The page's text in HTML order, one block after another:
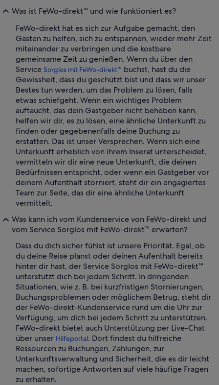
Was ist FeWo-direkt™ und wie funktioniert es?
FeWo-direkt hat es sich zur Aufgabe gemacht, den
Gästen zu helfen, sich zu entspannen, wieder mehr Zeit
miteinander zu verbringen und die kostbare
gemeinsame Zeit zu genießen. Wenn du über den
Service Sorglos mit FeWo-direkt™ buchst, hast du die
Gewissheit, dass du geschützt bist und dass wir unser
Bestes tun werden, um das Problem zu lösen, falls
etwas schiefgeht. Wenn ein wichtiges Problem
auftaucht, das dein Gastgeber nicht beheben kann,
helfen wir dir, es zu lösen, eine ähnliche Unterkunft zu
finden oder gegebenenfalls deine Buchung zu
erstatten. Das ist unser Versprechen. Wenn sich eine
Unterkunft erheblich von ihrem Inserat unterscheidet,
vermitteln wir dir eine neue Unterkunft, die deinen
Bedürfnissen entspricht, oder wenn ein Gastgeber vor
deinem Aufenthalt storniert, steht dir ein engagiertes
Team zur Seite, das dir eine ähnliche Unterkunft
vermittelt.
Was kann ich vom Kundenservice von FeWo-direkt und
vom Service Sorglos mit FeWo-direkt™ erwarten?
Dass du dich sicher fühlst ist unsere Priorität. Egal, ob
du deine Reise planst oder deinen Aufenthalt bereits
hinter dir hast, der Service Sorglos mit FeWo-direkt™
unterstützt dich bei jedem Schritt. In dringenden
Situationen, wie z. B. bei kurzfristigen Stornierungen,
Buchungsproblemen oder möglichem Betrug, steht dir
der FeWo-direkt-Kundenservice rund um die Uhr zur
Verfügung, um dich bei jedem Schritt zu unterstützen.
FeWo-direkt bietet auch Unterstützung per Live-Chat
über unser Hilfeportal. Dort findest du hilfreiche
Ressourcen zu Buchungen, Zahlungen, zur
Unterkunftsverwaltung und Sicherheit, die es dir leicht
machen, sofortige Antworten auf viele häufige Fragen
zu erhalten.